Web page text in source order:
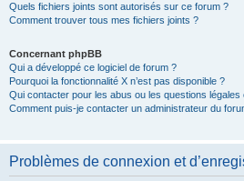
Quels fichiers joints sont autorisés sur ce forum ?
Comment trouver tous mes fichiers joints ?
Concernant phpBB
Qui a développé ce logiciel de forum ?
Pourquoi la fonctionnalité X n’est pas disponible ?
Qui contacter pour les abus ou les questions
Comment puis-je contacter un administrateur du
Problèmes de connexion et